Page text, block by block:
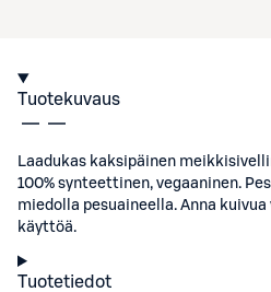
Tuotekuvaus
Laadukas kaksipäinen
100% synteettinen, vegaaninen.
miedolla pesuaineella. Anna
käyttöä.
Tuotetiedot